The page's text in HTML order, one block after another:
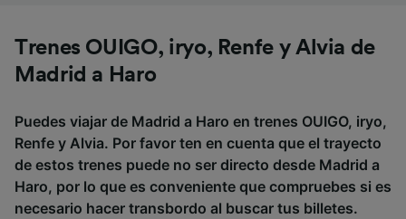
Trenes OUIGO, iryo, Renfe y Alvia de
Madrid a Haro
Puedes viajar de Madrid a Haro en trenes OUIGO, iryo,
Renfe y Alvia. Por favor ten en cuenta que el trayecto
de estos trenes puede no ser directo desde Madrid a
Haro, por lo que es conveniente que compruebes si es
necesario hacer transbordo al buscar tus billetes.